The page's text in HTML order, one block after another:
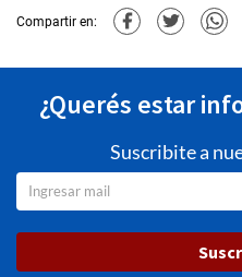
Compartir en:
¿Querés estar
Suscribite a